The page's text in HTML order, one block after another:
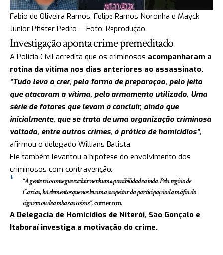
Fabio de Oliveira Ramos, Felipe Ramos Noronha e Mayck
Junior Pfister Pedro — Foto: Reprodução
Investigação aponta crime premeditado
A Polícia Civil acredita que os criminosos acompanharam a
rotina da vítima nos dias anteriores ao assassinato.
“Tudo leva a crer, pela forma de preparação, pelo jeito
que atacaram a vítima, pelo armamento utilizado. Uma
série de fatores que levam a concluir, ainda que
inicialmente, que se trata de uma organização criminosa
voltada, entre outros crimes, à prática de homicídios”,
afirmou o delegado Willians Batista.
Ele também levantou a hipótese do envolvimento dos
criminosos com contravenção.
“A gente não consegue excluir nenhuma possibilidade ainda. Pela região de
Caxias, há elementos que nos levam a suspeitar da participação da máfia do
cigarro ou de ambas as coisas”,comentou.
A Delegacia de Homicídios de Niterói, São Gonçalo e
Itaboraí investiga a motivação do crime.